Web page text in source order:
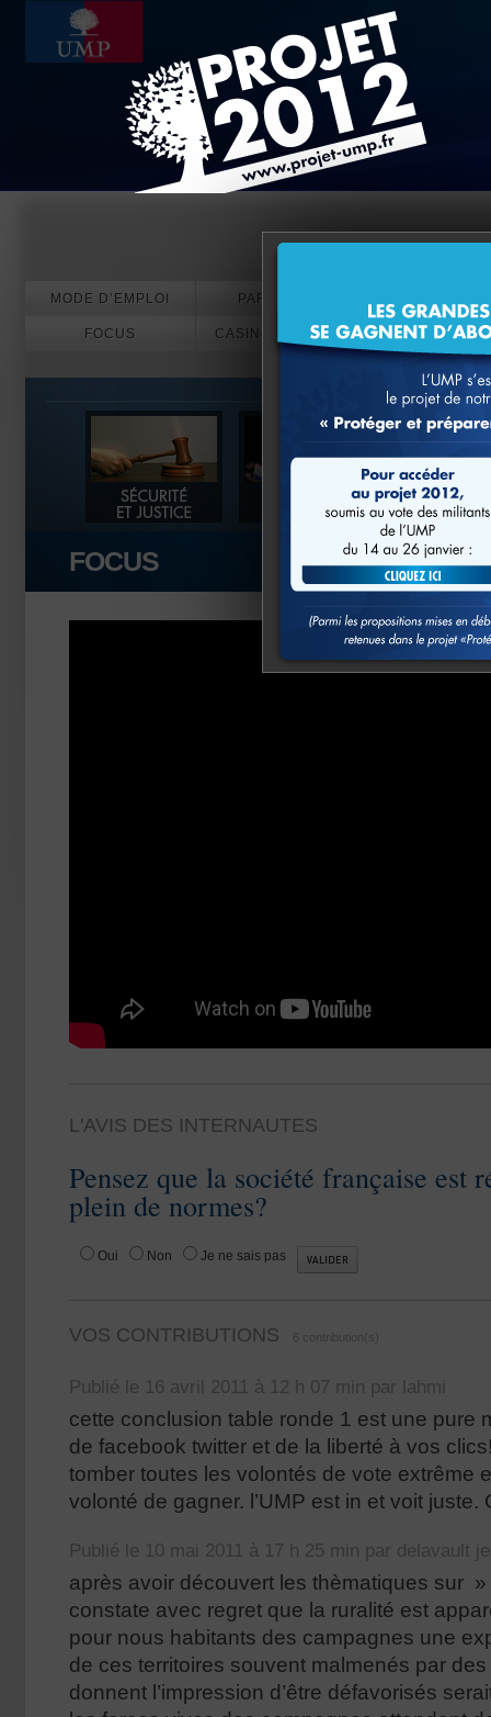
MODE D’EMPLOI PARTICIPEZ
FOCUS CASINO EN LIGNE
PARIS
FOCUS
L'AVIS DES INTERNAUTES
Pensez que la société française est
plein de normes?
Oui Non Je ne sais pas
VOS CONTRIBUTIONS 6 contribution(s)
Publié le 16 avril 2011 à 12 h 07 min par lahmi
cette conclusion table ronde 1 est une pure
de facebook twitter et de la liberté à vos
tomber toutes les volontés de vote extrême
volonté de gagner. l’UMP est in et voit juste.
Publié le 10 mai 2011 à 17 h 25 min par delavault
après avoir découvert les thèmatiques sur »
constate avec regret que la ruralité est
pour nous habitants des campagnes une
de ces territoires souvent malmenés par
donnent l’impression d’être défavorisés